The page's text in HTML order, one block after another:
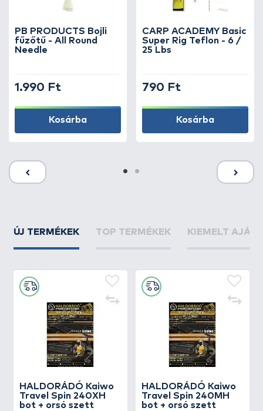
PB PRODUCTS Bojli
fűzőtű - All Round
Needle
1.990 Ft
Kosárba
CARP ACADEMY Basic
Super Rig Teflon - 6 /
25 Lbs
790 Ft
Kosárba
ÚJ TERMÉKEK TOP TERMÉKEK KIEMELT
HALDORÁDÓ Kaiwo
Travel Spin 240XH
bot + orsó szett
HALDORÁDÓ Kaiwo
Travel Spin 240MH
bot + orsó szett